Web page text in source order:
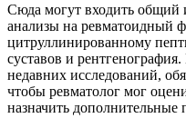
Сюда могут входить общий
анализы на ревматоидный
цитруллинированному
суставов и
недавних исследований,
чтобы ревматолог мог
назначить дополнительные